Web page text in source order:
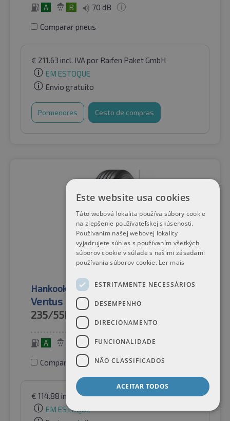
A B 70 dB
Comparar pneus
€ 211.63 incl. IVApor Raifen Paket GmbH
EM ESTOQUE
Envio gratuito
Pormenores Cesto de compras
Hankook Pneus de verão
Ventus Prime 3 SUV K125A MFS
235/55R18100V
A 68 dB
Comparar pneus
€ 114.88 incl. IVApor Raifen Paket GmbH
EM ESTOQUE
Este website usa cookies
Táto webová lokalita používa súbory cookie
na zlepšenie používateľskej skúsenosti.
Používaním našej webovej lokality
vyjadrujete súhlas s používaním všetkých
súborov cookie v súlade s našimi zásadami
používania súborov cookie. Ler mais
ESTRITAMENTE NECESSÁRIOS
DESEMPENHO
DIRECIONAMENTO
FUNCIONALIDADE
NÃO CLASSIFICADOS
ACEITAR TODOS